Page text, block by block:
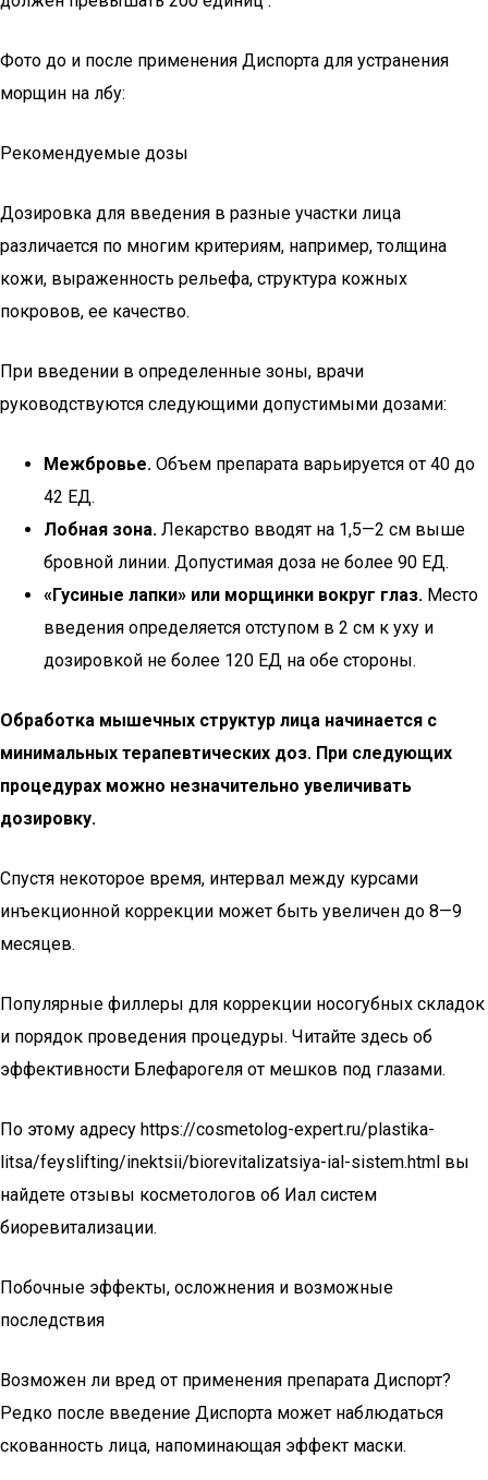
Фото до и после применения Диспорта для устранения
морщин на лбу:
Рекомендуемые дозы
Дозировка для введения в разные участки лица
различается по многим критериям, например, толщина
кожи, выраженность рельефа, структура кожных
покровов, ее качество.
При введении в определенные зоны, врачи
руководствуются следующими допустимыми дозами:
Межбровье. Объем препарата варьируется от 40 до
42 ЕД.
Лобная зона. Лекарство вводят на 1,5—2 см выше
бровной линии. Допустимая доза не более 90 ЕД.
«Гусиные лапки» или морщинки вокруг глаз. Место
введения определяется отступом в 2 см к уху и
дозировкой не более 120 ЕД на обе стороны.
Обработка мышечных структур лица начинается с
минимальных терапевтических доз. При следующих
процедурах можно незначительно увеличивать
дозировку.
Спустя некоторое время, интервал между курсами
инъекционной коррекции может быть увеличен до 8—9
месяцев.
Популярные филлеры для коррекции носогубных складок
и порядок проведения процедуры. Читайте здесь об
эффективности Блефарогеля от мешков под глазами.
По этому адресу https://cosmetolog-expert.ru/plastika-
litsa/feyslifting/inektsii/biorevitalizatsiya-ial-sistem.html вы
найдете отзывы косметологов об Иал систем
биоревитализации.
Побочные эффекты, осложнения и возможные
последствия
Возможен ли вред от применения препарата Диспорт?
Редко после введение Диспорта может наблюдаться
скованность лица, напоминающая эффект маски.